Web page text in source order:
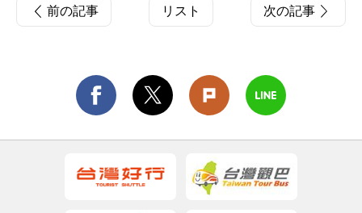
前の記事 リスト 次の記事